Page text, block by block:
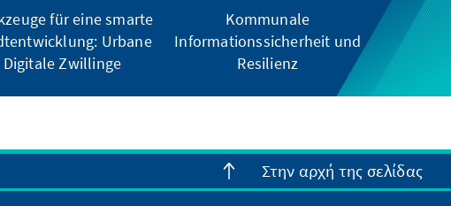
für eine smarte
Urbane
Digitale Zwillinge
Kommunale
Informationssicherheit und
Resilienz
Στην αρχή της σελίδας